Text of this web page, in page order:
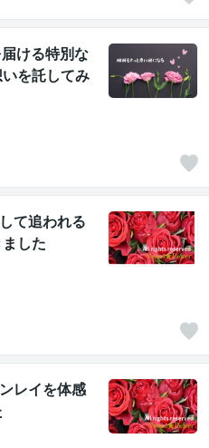
ける特別な
を託してみ
て追われる
した
レイを体感